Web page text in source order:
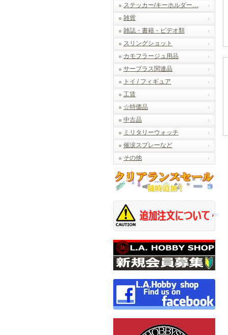
ステッカー/キーホルダー…
雑貨
雑誌・書籍・ビデオ類
スリングショット
カモフラージュ用品
サープラス関連品
トイ / フィギュア
工賃
☆特価品
中古品
ミリタリーウォッチ
催涙スプレーなど
その他